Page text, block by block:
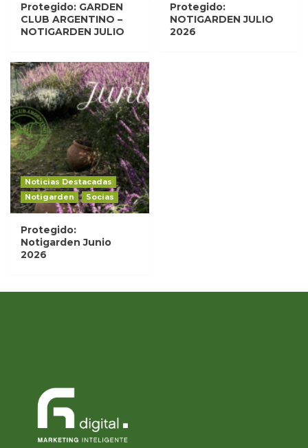
Protegido: GARDEN
CLUB ARGENTINO –
NOTIGARDEN JULIO
Protegido:
NOTIGARDEN JULIO
2026
Noticias Destacadas
Notigarden
Socias
Protegido:
Notigarden Junio
2026